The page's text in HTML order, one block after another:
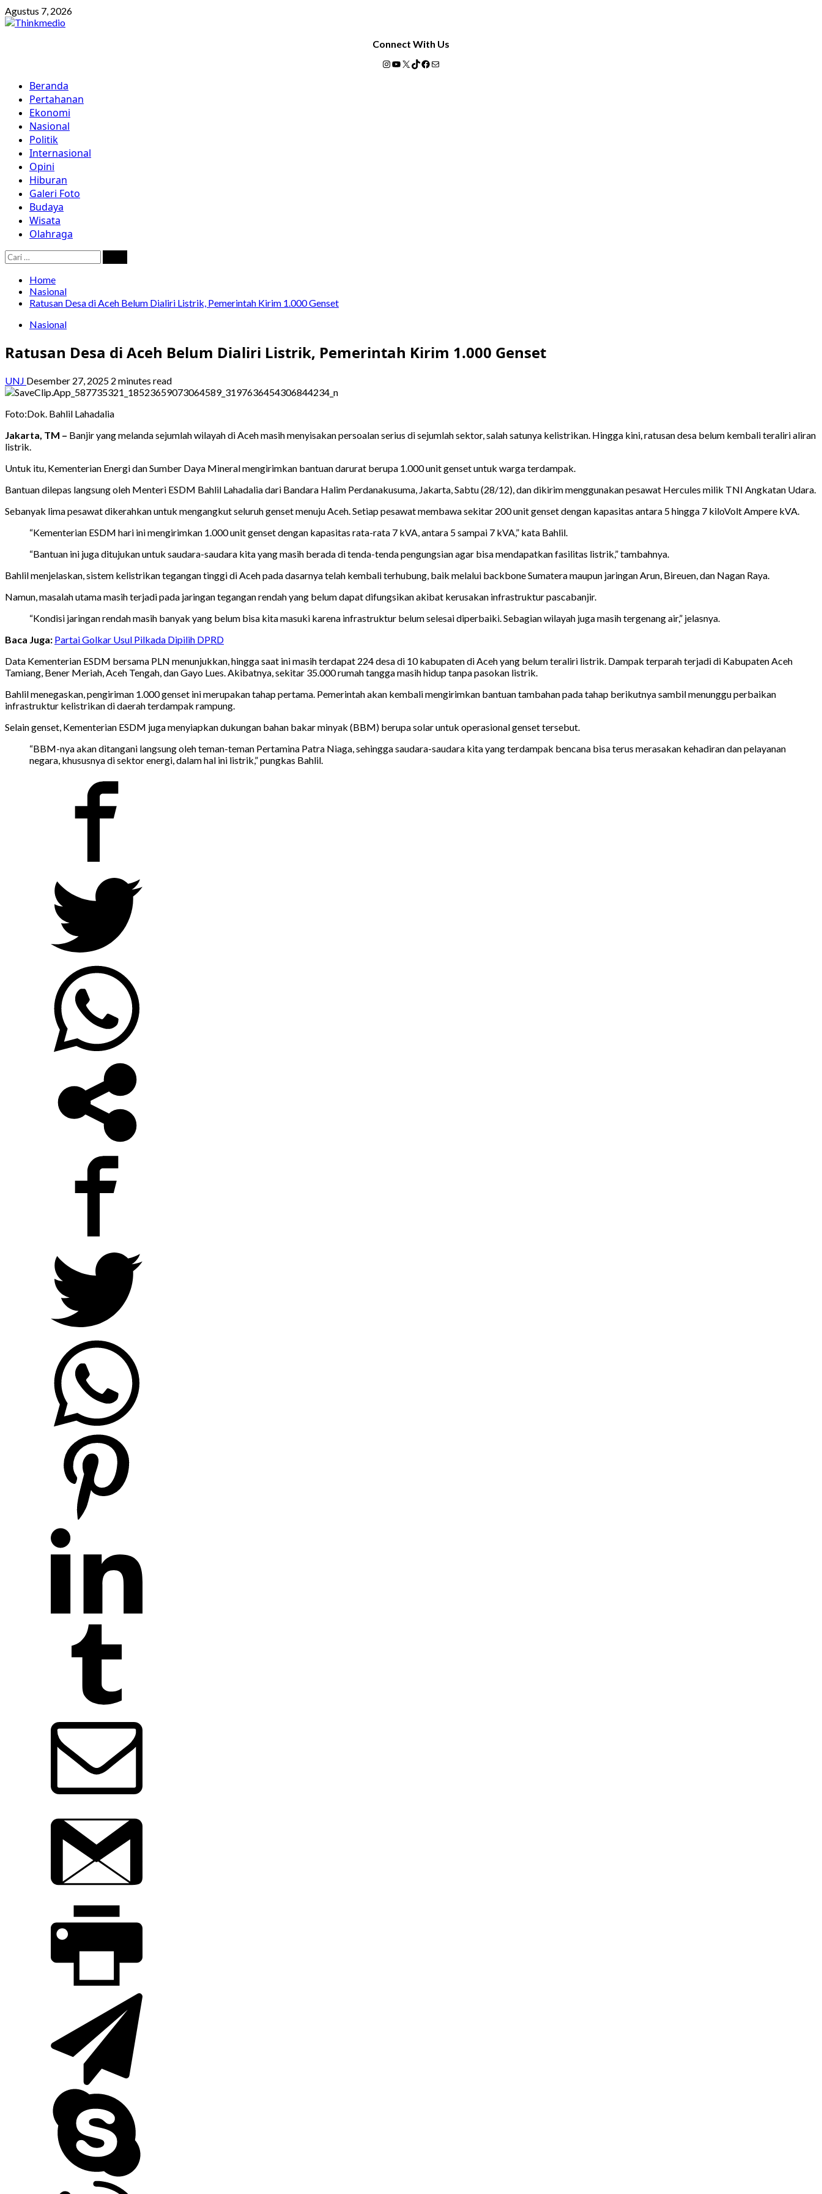
Skip
to
Agustus 7, 2026
Connect With Us
Instagram
YouTube
X TikTok
Facebook
Mail
Primary
Menu
Beranda
Pertahanan
Ekonomi
Nasional
Politik
Internasional
Opini
Hiburan
Galeri Foto
Budaya
Wisata
Olahraga
Cari
untuk:
Home
Nasional
Ratusan Desa di Aceh Belum Dialiri Listrik, Pemerintah Kirim 1.000 Genset
Nasional
Ratusan Desa di Aceh Belum Dialiri Listrik, Pemerintah Kirim 1.000 Genset
UNJ Desember 27, 2025 2 minutes read
Foto:Dok. Bahlil Lahadalia
Jakarta, TM – Banjir yang melanda sejumlah wilayah di Aceh masih menyisakan persoalan serius di sejumlah sektor, salah satunya kelistrikan. Hingga kini, ratusan desa belum kembali teraliri aliran
listrik.
Untuk itu, Kementerian Energi dan Sumber Daya Mineral mengirimkan bantuan darurat berupa 1.000 unit genset untuk warga terdampak.
Bantuan dilepas langsung oleh Menteri ESDM Bahlil Lahadalia dari Bandara Halim Perdanakusuma, Jakarta, Sabtu (28/12), dan dikirim menggunakan pesawat Hercules milik TNI Angkatan Udara.
Sebanyak lima pesawat dikerahkan untuk mengangkut seluruh genset menuju Aceh. Setiap pesawat membawa sekitar 200 unit genset dengan kapasitas antara 5 hingga 7 kiloVolt Ampere kVA.
“Kementerian ESDM hari ini mengirimkan 1.000 unit genset dengan kapasitas rata-rata 7 kVA, antara 5 sampai 7 kVA,” kata Bahlil.
“Bantuan ini juga ditujukan untuk saudara-saudara kita yang masih berada di tenda-tenda pengungsian agar bisa mendapatkan fasilitas listrik,” tambahnya.
Bahlil menjelaskan, sistem kelistrikan tegangan tinggi di Aceh pada dasarnya telah kembali terhubung, baik melalui backbone Sumatera maupun jaringan Arun, Bireuen, dan Nagan Raya.
Namun, masalah utama masih terjadi pada jaringan tegangan rendah yang belum dapat difungsikan akibat kerusakan infrastruktur pascabanjir.
“Kondisi jaringan rendah masih banyak yang belum bisa kita masuki karena infrastruktur belum selesai diperbaiki. Sebagian wilayah juga masih tergenang air,” jelasnya.
Baca Juga: Partai Golkar Usul Pilkada Dipilih DPRD
Data Kementerian ESDM bersama PLN menunjukkan, hingga saat ini masih terdapat 224 desa di 10 kabupaten di Aceh yang belum teraliri listrik. Dampak terparah terjadi di Kabupaten Aceh
Tamiang, Bener Meriah, Aceh Tengah, dan Gayo Lues. Akibatnya, sekitar 35.000 rumah tangga masih hidup tanpa pasokan listrik.
Bahlil menegaskan, pengiriman 1.000 genset ini merupakan tahap pertama. Pemerintah akan kembali mengirimkan bantuan tambahan pada tahap berikutnya sambil menunggu perbaikan
infrastruktur kelistrikan di daerah terdampak rampung.
Selain genset, Kementerian ESDM juga menyiapkan dukungan bahan bakar minyak (BBM) berupa solar untuk operasional genset tersebut.
“BBM-nya akan ditangani langsung oleh teman-teman Pertamina Patra Niaga, sehingga saudara-saudara kita yang terdampak bencana bisa terus merasakan kehadiran dan pelayanan
negara, khususnya di sektor energi, dalam hal ini listrik,” pungkas Bahlil.